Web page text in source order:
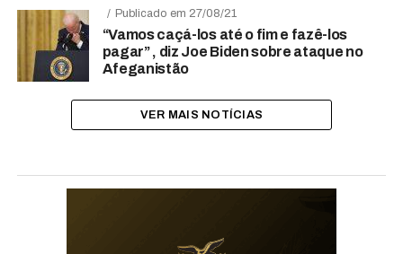
Publicado em 27/08/21
“Vamos caçá-los até o fim e fazê-los
pagar” , diz Joe Biden sobre ataque no
Afeganistão
VER MAIS NOTÍCIAS